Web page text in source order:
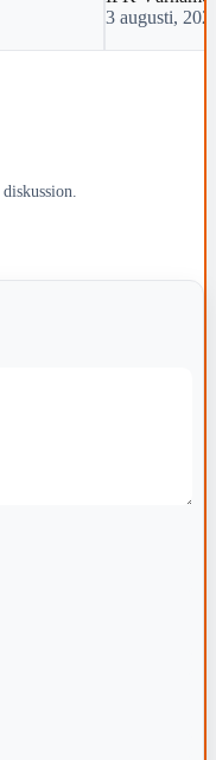
3 augusti,